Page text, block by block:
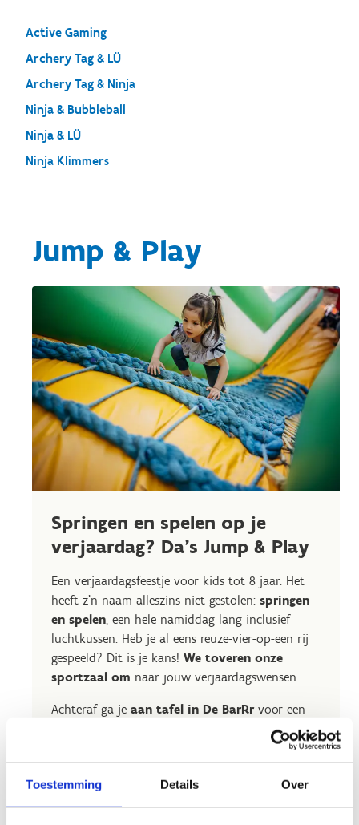
Toestemming Details Over
Active Gaming
Archery Tag & LÜ
Archery Tag & Ninja
Ninja & Bubbleball
Ninja & LÜ
Ninja Klimmers
Jump & Play
Springen en spelen op je
verjaardag? Da's Jump & Play
Een verjaardagsfeestje voor kids tot 8 jaar. Het
heeft z'n naam alleszins niet gestolen: springen
en spelen, een hele namiddag lang inclusief
luchtkussen. Heb je al eens reuze-vier-op-een rij
gespeeld? Dit is je kans! We toveren onze
sportzaal om naar jouw verjaardagswensen.
Achteraf ga je aan tafel in De BarRrvoor een
hapje en een drankje. Geef aan wat jij graag wil
eten en wij zorgen dat 't klaarstaat voor/na
jouw feestje. Voor je verjaardagsmaaltijd rekenen
we (maximaal) 1 uur aan tafel. Het aantal
maaltijden kan je wijzigen tot 24u vooraf via